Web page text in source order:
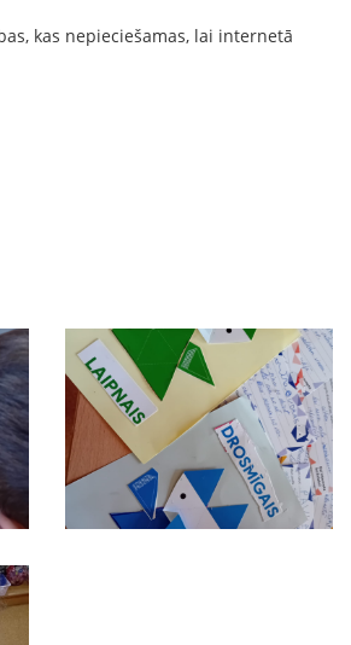
kas nepieciešamas, lai internetā